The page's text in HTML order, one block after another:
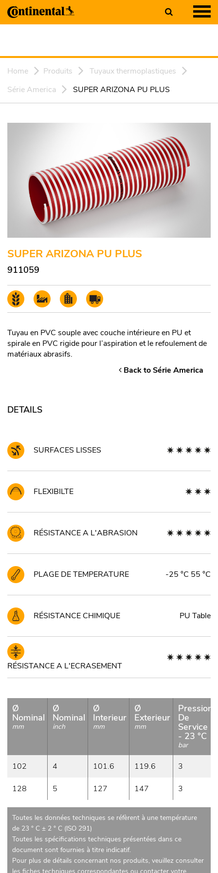
Home Produits
Tuyaux thermoplastiques
Série America
SUPER ARIZONA PU PLUS
SUPER ARIZONA PU PLUS
911059
Tuyau en PVC souple avec couche intérieure en PU et
spirale en PVC rigide pour l’aspiration et le refoulement de
matériaux abrasifs.
Back to Série America
DETAILS
SURFACES LISSES
FLEXIBILTE
RÉSISTANCE A L'ABRASION
PLAGE DE TEMPERATURE -25 °C 55 °C
RÉSISTANCE CHIMIQUE PU Table
RÉSISTANCE A L'ECRASEMENT
Ø
Nominal
mm
Ø
Nominal
inch
Ø
Interieur
mm
Ø
Exterieur
mm
Pression
De
Service
- 23 °C
bar
102 4 101.6 119.6 3
128 5 127 147 3
Toutes les données techniques se réfèrent à une température
de 23 ° C ± 2 ° C (ISO 291)
Toutes les spécifications techniques présentées dans ce
document sont fournies à titre indicatif.
Pour plus de détails concernant nos produits, veuillez consulter